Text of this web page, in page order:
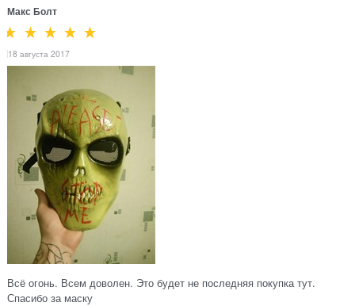
Макс Болт
18 августа 2017
Всё огонь. Всем доволен. Это будет не последняя покупка тут.
Спасибо за маску